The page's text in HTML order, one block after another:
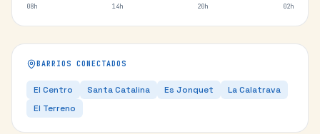
08h 14h 20h 02h
BARRIOS CONECTADOS
El Centro Santa Catalina Es Jonquet
La Calatrava
El Terreno